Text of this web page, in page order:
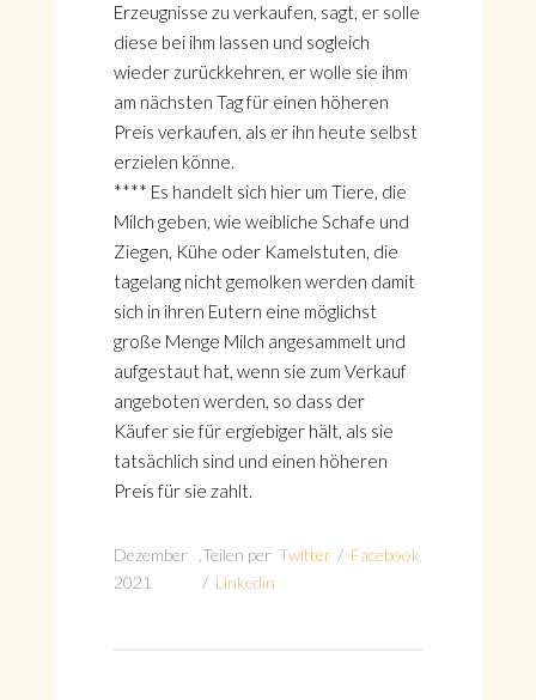
Erzeugnisse zu verkaufen, sagt, er solle
diese bei ihm lassen und sogleich
wieder zurückkehren, er wolle sie ihm
am nächsten Tag für einen höheren
Preis verkaufen, als er ihn heute selbst
erzielen könne.
**** Es handelt sich hier um Tiere, die
Milch geben, wie weibliche Schafe und
Ziegen, Kühe oder Kamelstuten, die
tagelang nicht gemolken werden damit
sich in ihren Eutern eine möglichst
große Menge Milch angesammelt und
aufgestaut hat, wenn sie zum Verkauf
angeboten werden, so dass der
Käufer sie für ergiebiger hält, als sie
tatsächlich sind und einen höheren
Preis für sie zahlt.
Dezember
2021
.Teilen per Twitter / Facebook
/ Linkedin